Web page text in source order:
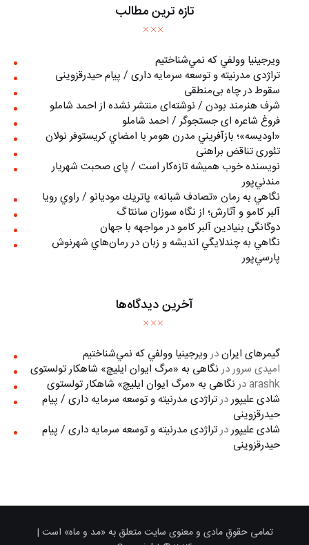
تازه ترین مطالب
ويرجينيا وولفي كه نمي‌شناختيم
تراژدی مدرنیته و توسعه سرمایه داری / پیام حیدرقزوینی
سقوط در چاه بی‌منطقی
شرف هنرمند بودن / نوشته‌ای منتشر نشده از احمد شاملو
فروغ شاعره ای جستجوگر / احمد شاملو
«اوديسه»؛ بازآفريني مدرن هومر با امضاي كريستوفر نولان
تئوری تناقض براهنی
نويسنده خوب هميشه تازه‌كار است / پای صحبت شهريار
مندني‌پور
نگاهي به رمان «تصادف شبانه» پاتريك موديانو / راوي رويا
آلبر کامو و آثارش؛ از نگاه سوزان سانتاگ
دوگانگی بنیادین آلبر کامو در مواجهه با جهان
نگاهي به چندلايگي انديشه و زبان در رمان‌هاي شهرنوش
پارسي‌پور
آخرین دیدگاه‌ها
گیمرهای ایراندرويرجينيا وولفي كه نمي‌شناختيم
امیدی سروردرنگاهی به «مرگ ايوان ايليچ» شاهکار تولستوی
arashkدرنگاهی به «مرگ ايوان ايليچ» شاهکار تولستوی
شادی علیپوردرتراژدی مدرنیته و توسعه سرمایه داری / پیام
حیدرقزوینی
شادی علیپوردرتراژدی مدرنیته و توسعه سرمایه داری / پیام
حیدرقزوینی
تمامی حقوقِ مادی و معنوی سایت متعلق به «مد و ماه» است |